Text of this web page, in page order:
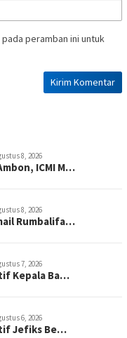
peramban ini untuk
8, 2026
ICMI M…
8, 2026
Rumbalifa…
7, 2026
Kepala Ba…
6, 2026
Jefiks Be…